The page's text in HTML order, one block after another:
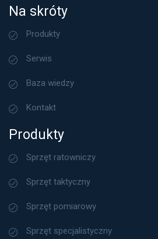
Na skróty
Produkty
Serwis
Baza wiedzy
Kontakt
Produkty
Sprzęt ratowniczy
Sprzęt taktyczny
Sprzęt pomiarowy
Sprzęt specjalistyczny